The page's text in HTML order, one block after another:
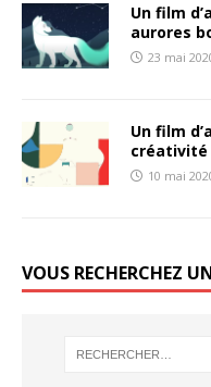
Un film
aurores
23 mai
Un film
créativité
10 mai
VOUS RECHERCHEZ